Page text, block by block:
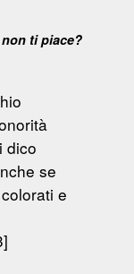
ti piace?
dico
se
e